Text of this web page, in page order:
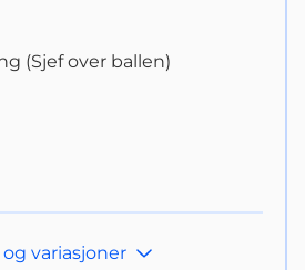
(Sjef over ballen)
variasjoner